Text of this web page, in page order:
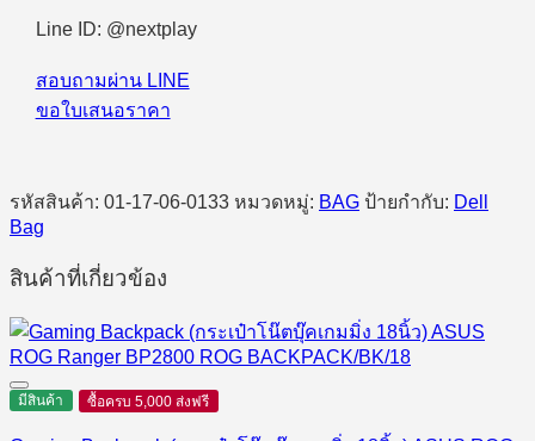
16
Ecoloop
Essential
16"
-
CP3724
ชิ้น
Line ID: @nextplay
สอบถามผ่าน LINE
ขอใบเสนอราคา
รหัสสินค้า: 01-17-06-0133 หมวดหมู่: BAG ป้ายกำกับ: Dell
Bag
สินค้าที่เกี่ยวข้อง
มีสินค้า ซื้อครบ 5,000 ส่งฟรี